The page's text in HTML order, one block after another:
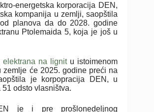
energetska korporacija DEN,
kompanija u zemlji, saopštila
planova da do 2028. godine
Ptolemaida 5, koja je još u
elektrana na lignitu istoimenom
zemlje će 2025. godine preći na
je korpopracija DEN, u
51 odsto vlasništva.
je i pre prošlonedeljnog